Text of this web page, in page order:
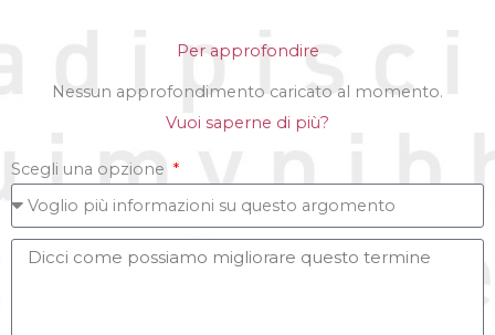
Per approfondire
Nessun approfondimento caricato al momento.
Vuoi saperne di più?
Scegli una opzione